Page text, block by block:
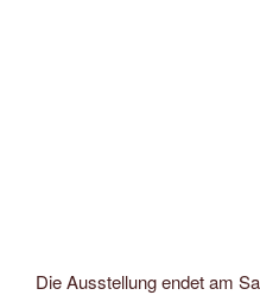
Die Ausstellung endet am